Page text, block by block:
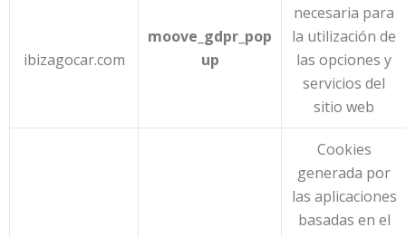
ibizagocar.com
moove_gdpr_pop
up
necesaria para
la utilización de
las opciones y
servicios del
sitio web
Cookies
generada por
las aplicaciones
basadas en el